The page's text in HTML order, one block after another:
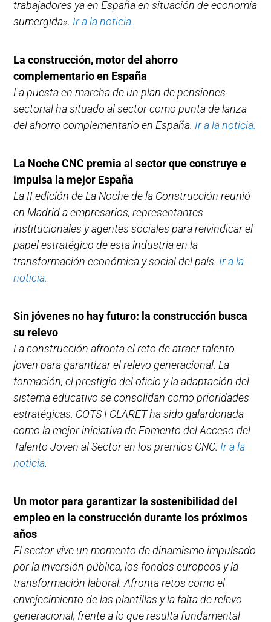
trabajadores ya en España en situación de economía
sumergida». Ir a la noticia.
La construcción, motor del ahorro
complementario en España
La puesta en marcha de un plan de pensiones
sectorial ha situado al sector como punta de lanza
del ahorro complementario en España. Ir a la noticia.
La Noche CNC premia al sector que construye e
impulsa la mejor España
La II edición de La Noche de la Construcción reunió
en Madrid a empresarios, representantes
institucionales y agentes sociales para reivindicar el
papel estratégico de esta industria en la
transformación económica y social del país. Ir a la
noticia.
Sin jóvenes no hay futuro: la construcción busca
su relevo
La construcción afronta el reto de atraer talento
joven para garantizar el relevo generacional. La
formación, el prestigio del oficio y la adaptación del
sistema educativo se consolidan como prioridades
estratégicas. COTS I CLARET ha sido galardonada
como la mejor iniciativa de Fomento del Acceso del
Talento Joven al Sector en los premios CNC. Ir a la
noticia.
Un motor para garantizar la sostenibilidad del
empleo en la construcción durante los próximos
años
El sector vive un momento de dinamismo impulsado
por la inversión pública, los fondos europeos y la
transformación laboral. Afronta retos como el
envejecimiento de las plantillas y la falta de relevo
generacional, frente a lo que resulta fundamental